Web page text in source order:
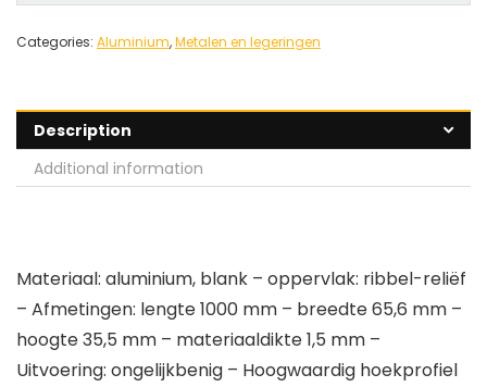
Categories: Aluminium,Metalen en legeringen
Description
Additional information
Materiaal: aluminium, blank – oppervlak: ribbel-reliëf
– Afmetingen: lengte 1000 mm – breedte 65,6 mm –
hoogte 35,5 mm – materiaaldikte 1,5 mm –
Uitvoering: ongelijkbenig – Hoogwaardig hoekprofiel